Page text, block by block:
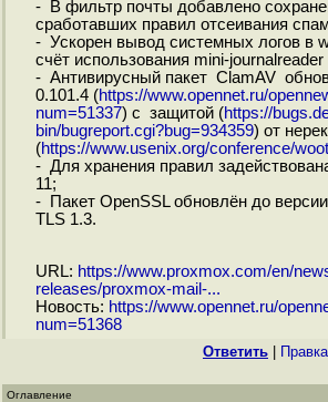
- В фильтр почты добавлено
сработавших правил отсеивания
- Ускорен вывод системных логов в
счёт использования mini-
- Антивирусный пакет ClamAV
0.101.4 (https://www.opennet.ru/
num=51337) с защитой (https://
bin/bugreport.cgi?bug=934359) от
(https://www.usenix.org/conference/
- Для хранения правил
11;
- Пакет OpenSSL обновлён до
TLS 1.3.
URL: https://www.proxmox.com/en/
releases/proxmox-mail-...
Новость: https://www.opennet.ru/
num=51368
Ответить Правка
Оглавление